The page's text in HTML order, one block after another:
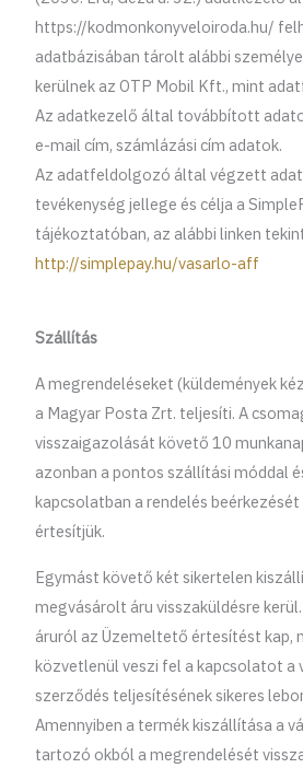
https://kodmonkonyveloiroda.hu/
adatbázisában tárolt alábbi
kerülnek az OTP Mobil Kft., mint
Az adatkezelő által továbbított
e-mail cím, számlázási cím adatok.
Az adatfeldolgozó által végzett
tevékenység jellege és célja a
tájékoztatóban, az alábbi linken
http://simplepay.hu/vasarlo-aff
Szállítás
A megrendeléseket (küldemények
a Magyar Posta Zrt. teljesíti. A
visszaigazolását követő 10
azonban a pontos szállítási móddal
kapcsolatban a rendelés
értesítjük.
Egymást követő két sikertelen
megvásárolt áru visszaküldésre
áruról az Üzemeltető értesítést kap,
közvetlenül veszi fel a kapcsolatot a
szerződés teljesítésének sikeres
Amennyiben a termék kiszállítása a
tartozó okból a megrendelését